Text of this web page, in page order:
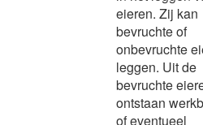
eieren. Zij kan
bevruchte of
onbevruchte
leggen. Uit de
bevruchte
ontstaan
of eventueel